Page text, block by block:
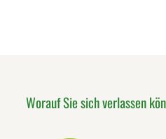
Worauf Sie sich verlassen